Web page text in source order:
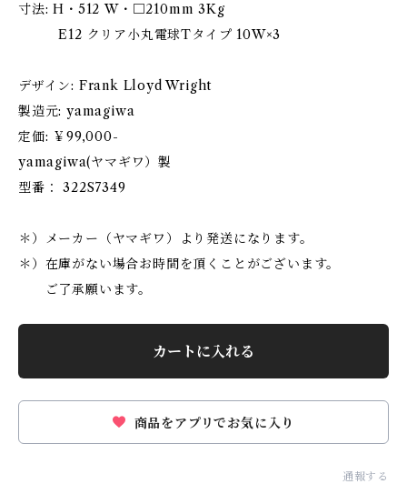
寸法: H・512 W・□210mm 3Kg
E12 クリア小丸電球Tタイプ 10W×3
デザイン: Frank Lloyd Wright
製造元: yamagiwa
定価: ￥99,000-
yamagiwa(ヤマギワ）製
型番： 322S7349
＊）メーカー（ヤマギワ）より発送になります。
＊）在庫がない場合お時間を頂くことがございます。
ご了承願います。
カートに入れる
商品をアプリでお気に入り
通報する